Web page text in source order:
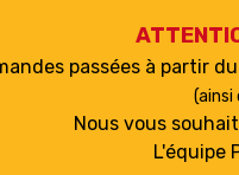
passées à partir du
(ainsi
Nous vous
L'équipe